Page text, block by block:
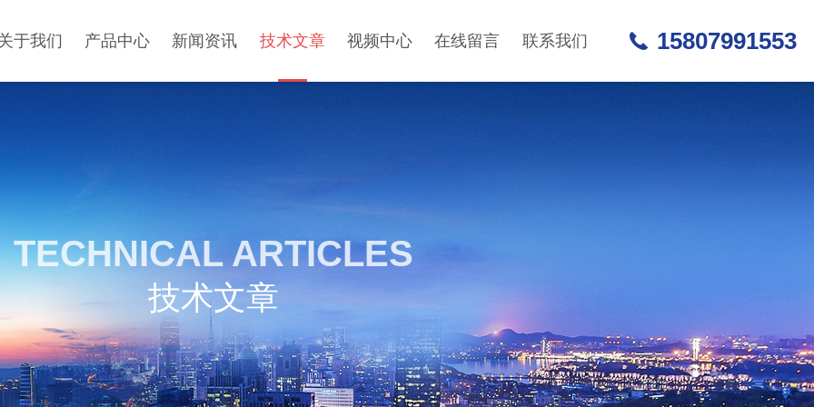
于我们 产品中心 新闻资讯 技术文章 视频中心 在线留言 联系我们 15807991553
TECHNICAL ARTICLES
技术文章